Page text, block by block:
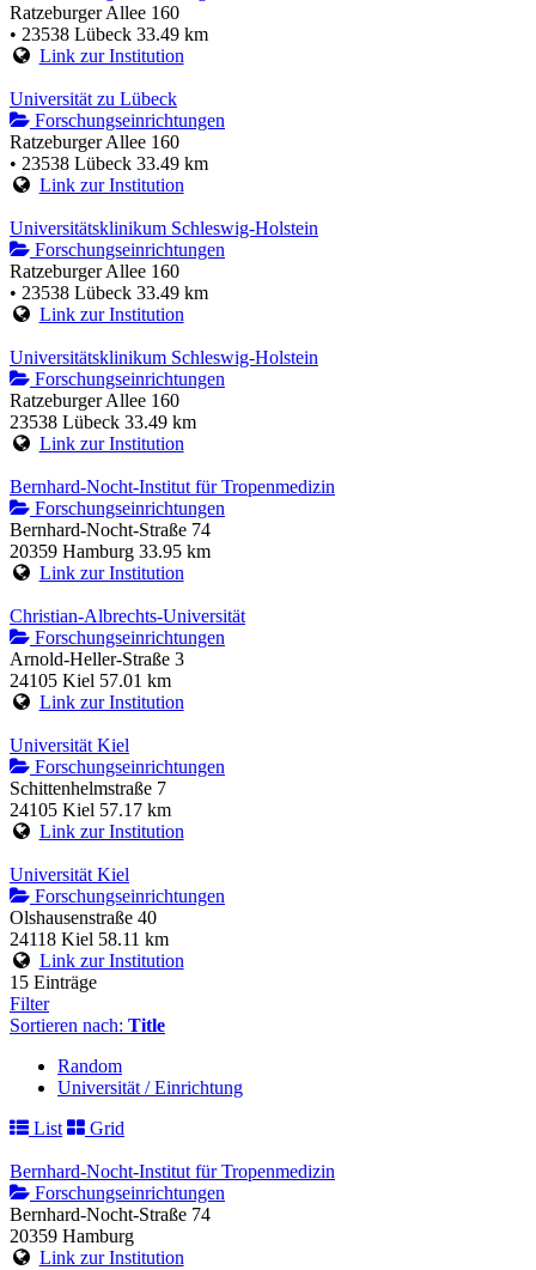
Ratzeburger Allee 160
• 23538 Lübeck 33.49 km
Link zur Institution
Universität zu Lübeck
Forschungseinrichtungen
Ratzeburger Allee 160
• 23538 Lübeck 33.49 km
Link zur Institution
Universitätsklinikum Schleswig-Holstein
Forschungseinrichtungen
Ratzeburger Allee 160
• 23538 Lübeck 33.49 km
Link zur Institution
Universitätsklinikum Schleswig-Holstein
Forschungseinrichtungen
Ratzeburger Allee 160
23538 Lübeck 33.49 km
Link zur Institution
Bernhard-Nocht-Institut für Tropenmedizin
Forschungseinrichtungen
Bernhard-Nocht-Straße 74
20359 Hamburg 33.95 km
Link zur Institution
Christian-Albrechts-Universität
Forschungseinrichtungen
Arnold-Heller-Straße 3
24105 Kiel 57.01 km
Link zur Institution
Universität Kiel
Forschungseinrichtungen
Schittenhelmstraße 7
24105 Kiel 57.17 km
Link zur Institution
Universität Kiel
Forschungseinrichtungen
Olshausenstraße 40
24118 Kiel 58.11 km
Link zur Institution
15 Einträge
Filter
Sortieren nach: Title
Random
Universität / Einrichtung
List
Grid
Bernhard-Nocht-Institut für Tropenmedizin
Forschungseinrichtungen
Bernhard-Nocht-Straße 74
20359 Hamburg
Link zur Institution